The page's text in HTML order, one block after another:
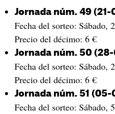
Jornada núm. 49
Fecha del sorteo: Sábado,
Precio del décimo: 6 €
Jornada núm. 50
Fecha del sorteo: Sábado,
Precio del décimo: 6 €
Jornada núm. 51 (05-
Fecha del sorteo: Sábado,